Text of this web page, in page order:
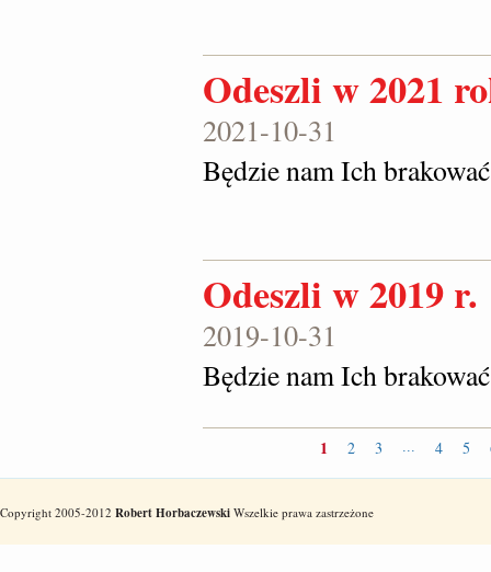
Odeszli w 2021
2021-10-31
Będzie nam Ich
Odeszli w 2019 r.
2019-10-31
Będzie nam Ich
1 2 3 ... 4 5
Copyright 2005-2012 Robert Horbaczewski Wszelkie prawa zastrzeżone